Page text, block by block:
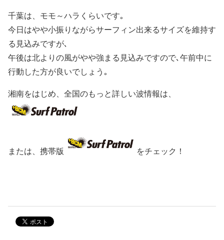
千葉は、モモ～ハラくらいです｡
今日はやや小振りながらサーフィン出来るサイズを維持す
る見込みですが､
午後は北よりの風がやや強まる見込みですので､午前中に
行動した方が良いでしょう｡
湘南をはじめ、全国のもっと詳しい波情報は、
または、携帯版 をチェック！